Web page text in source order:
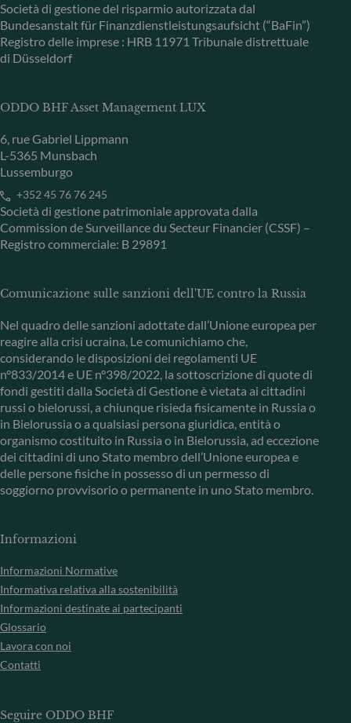
Società di gestione del risparmio autorizzata dal
Bundesanstalt für Finanzdienstleistungsaufsicht (“BaFin”)
Registro delle imprese : HRB 11971 Tribunale distrettuale
di Düsseldorf
ODDO BHF Asset Management LUX
6, rue Gabriel Lippmann
L-5365 Munsbach
Lussemburgo
+352 45 76 76 245
Società di gestione patrimoniale approvata dalla
Commission de Surveillance du Secteur Financier (CSSF) –
Registro commerciale: B 29891
Comunicazione sulle sanzioni dell'UE contro la Russia
Nel quadro delle sanzioni adottate dall’Unione europea per
reagire alla crisi ucraina, Le comunichiamo che,
considerando le disposizioni dei regolamenti UE
n°833/2014 e UE n°398/2022, la sottoscrizione di quote di
fondi gestiti dalla Società di Gestione è vietata ai cittadini
russi o bielorussi, a chiunque risieda fisicamente in Russia o
in Bielorussia o a qualsiasi persona giuridica, entità o
organismo costituito in Russia o in Bielorussia, ad eccezione
dei cittadini di uno Stato membro dell’Unione europea e
delle persone fisiche in possesso di un permesso di
soggiorno provvisorio o permanente in uno Stato membro.
Informazioni
Informazioni Normative
Informativa relativa alla sostenibilità
Informazioni destinate ai partecipanti
Glossario
Lavora con noi
Contatti
Seguire ODDO BHF